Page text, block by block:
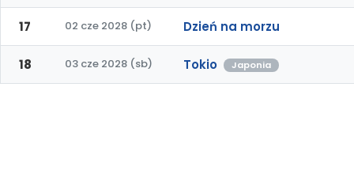
17 02 cze 2028 (pt) Dzień na morzu
18 03 cze 2028 (sb) Tokio Japonia